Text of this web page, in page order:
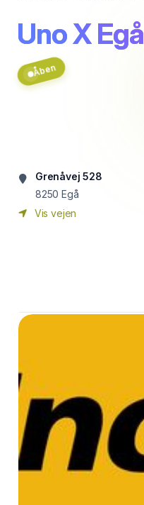
Uno X Egå
Åben
Grenåvej 528
8250 Egå
Vis vejen